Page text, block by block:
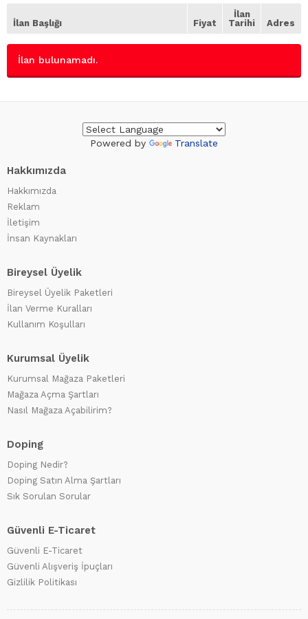
İlan Başlığı Fiyat
İlan
Tarihi
Adres
İlan bulunamadı.
Powered by Translate
Hakkımızda
Hakkımızda
Reklam
İletişim
İnsan Kaynakları
Bireysel Üyelik
Bireysel Üyelik Paketleri
İlan Verme Kuralları
Kullanım Koşulları
Kurumsal Üyelik
Kurumsal Mağaza Paketleri
Mağaza Açma Şartları
Nasıl Mağaza Açabilirim?
Doping
Doping Nedir?
Doping Satın Alma Şartları
Sık Sorulan Sorular
Güvenli E-Ticaret
Güvenli E-Ticaret
Güvenli Alışveriş İpuçları
Gizlilik Politikası